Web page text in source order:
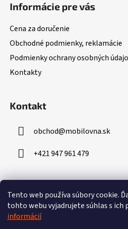
Tento web používa súbory cookie.
tohto webu vyjadrujete súhlas s ich
informácií
Informácie pre vás
Cena za doručenie
Obchodné podmienky, reklamácie
Podmienky ochrany osobných
Kontakty
Kontakt
obchod@mobilovna.sk
+421 947 961 479
Prijímame online platby